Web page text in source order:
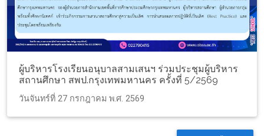
ผู้บริหารโรงเรียนอนุบาลสามเสนฯ ร่วมประชุมผู้บริหาร
สถานศึกษา สพป.กรุงเทพมหานคร ครั้งที่ 5/2569
วันจันทร์ที่ 27 กรกฎาคม พ.ศ. 2569